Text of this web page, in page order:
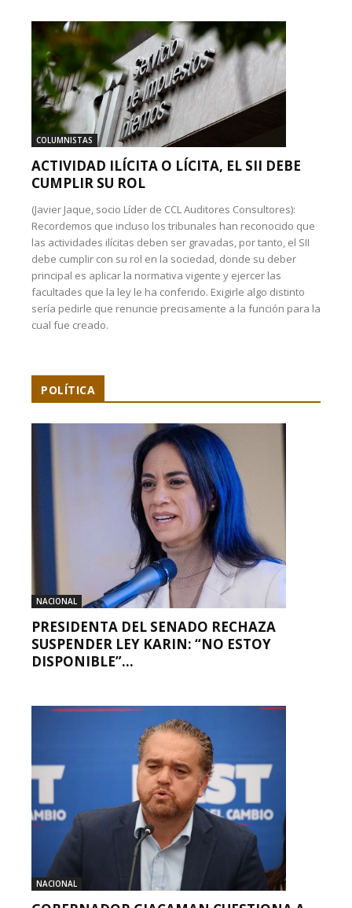
COLUMNISTAS
ACTIVIDAD ILÍCITA O LÍCITA, EL SII DEBE
CUMPLIR SU ROL
(Javier Jaque, socio Líder de CCL Auditores Consultores):
Recordemos que incluso los tribunales han reconocido que
las actividades ilícitas deben ser gravadas, por tanto, el SII
debe cumplir con su rol en la sociedad, donde su deber
principal es aplicar la normativa vigente y ejercer las
facultades que la ley le ha conferido. Exigirle algo distinto
sería pedirle que renuncie precisamente a la función para la
cual fue creado.
POLÍTICA
NACIONAL
PRESIDENTA DEL SENADO RECHAZA
SUSPENDER LEY KARIN: “NO ESTOY
DISPONIBLE”...
NACIONAL